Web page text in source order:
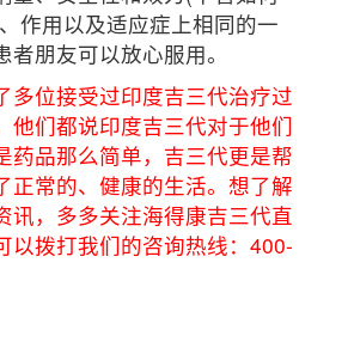
作用以及适应症上相同的一
朋友可以放心服用。
多位接受过印度吉三代治疗过
他们都说印度吉三代对于他们
药品那么简单，吉三代更是帮
正常的、健康的生活。想了解
讯，多多关注海得康吉三代直
以拨打我们的咨询热线：400-